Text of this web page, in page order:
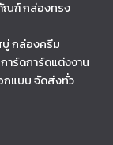
ณฑ์ กล่องทรง
บู่ กล่องครีม
าร์ดการ์ดแต่งงาน
กแบบ จัดส่งทั่ว